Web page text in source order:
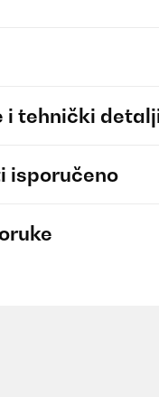
i tehnički
isporučeno